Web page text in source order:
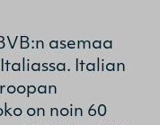
asemaa
Italian
on noin 60